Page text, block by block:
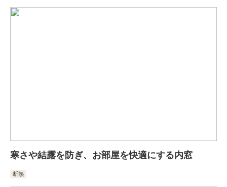
寒さや結露を防ぎ、お部屋を快適にする内窓
断熱